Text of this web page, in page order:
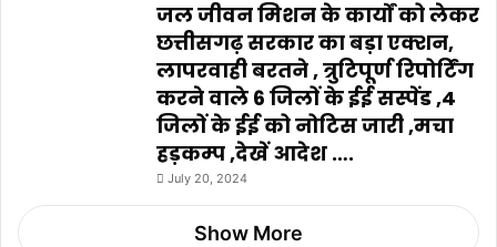
जल जीवन मिशन के कार्यों को लेकर
छत्तीसगढ़ सरकार का बड़ा एक्शन,
लापरवाही बरतने , त्रुटिपूर्ण रिपोर्टिंग
करने वाले 6 जिलों के ईई सस्पेंड ,4
जिलों के ईई को नोटिस जारी ,मचा
हड़कम्प ,देखें आदेश ….
July 20, 2024
Show More